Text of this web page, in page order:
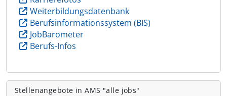
Weiterbildungsdatenbank
Berufsinformationssystem (BIS)
JobBarometer
Berufs-Infos
Stellenangebote in AMS "alle jobs"